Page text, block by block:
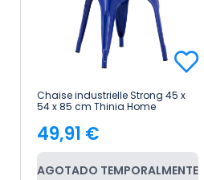
Chaise industrielle Strong 45 x
54 x 85 cm Thinia Home
Price
49,91 €
AGOTADO TEMPORALMENTE